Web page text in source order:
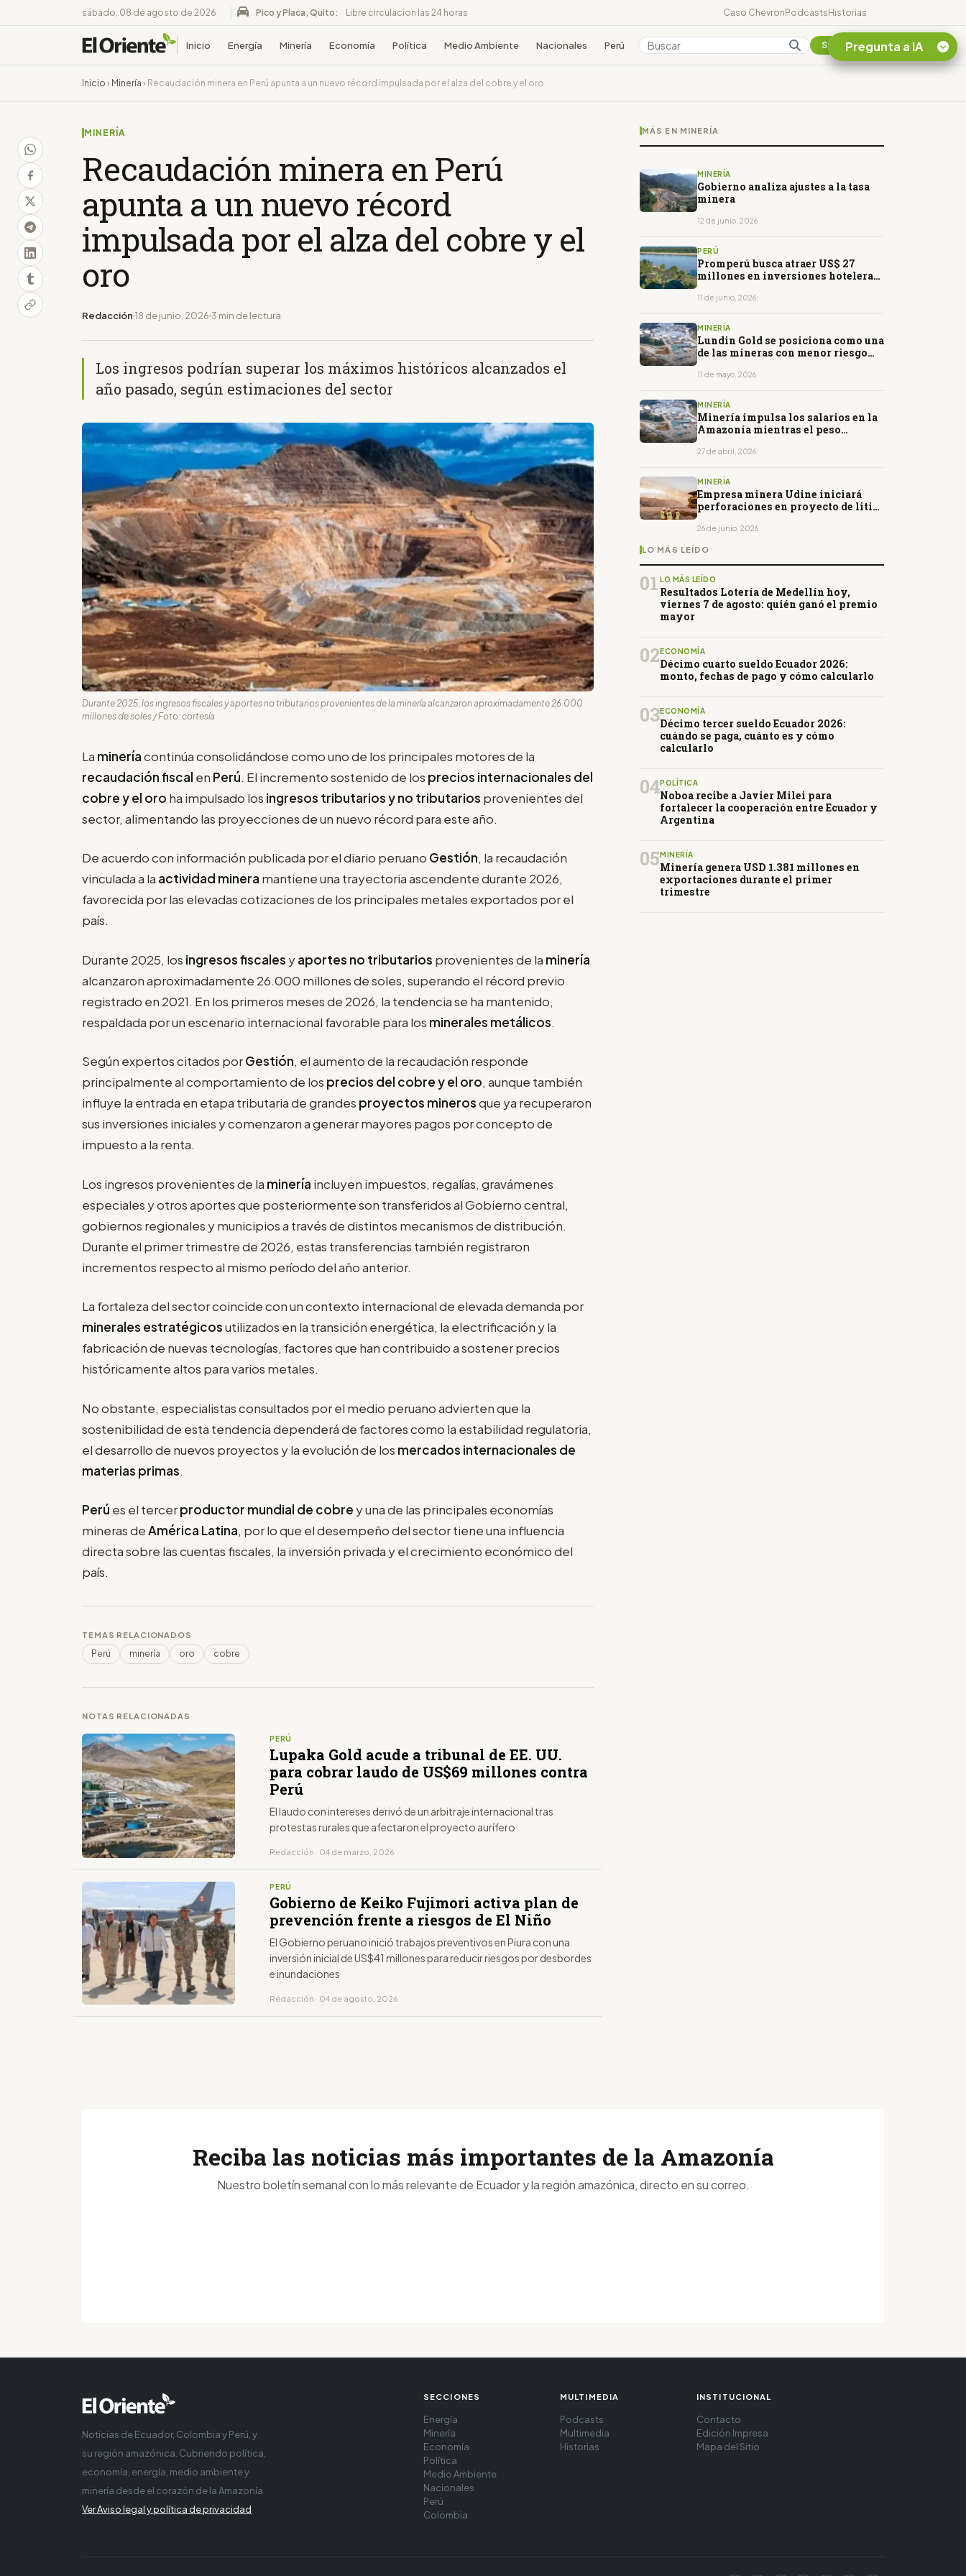
sábado, 08 de agosto de 2026 Pico y Placa, Quito: Libre circulacion las 24 horas Caso ChevronPodcastsHistorias
Inicio Energía Minería Economía Política Medio Ambiente Nacionales Perú Colombia Suscribirse
Inicio › Minería › Recaudación minera en Perú apunta a un nuevo récord impulsada por el alza del cobre y el oro
MINERÍA
Recaudación minera en Perú
apunta a un nuevo récord
impulsada por el alza del cobre y el
oro
Redacción 18 de junio, 2026 3 min de lectura
Los ingresos podrían superar los máximos históricos alcanzados el
año pasado, según estimaciones del sector
Durante 2025, los ingresos fiscales y aportes no tributarios provenientes de la minería alcanzaron aproximadamente 26.000
millones de soles / Foto: cortesía
La mineríacontinúa consolidándose como uno de los principales motores de la
recaudación fiscal en Perú. El incremento sostenido de los precios internacionales del
cobre y el oro ha impulsado los ingresos tributarios y no tributarios provenientes del
sector, alimentando las proyecciones de un nuevo récord para este año.
De acuerdo con información publicada por el diario peruano Gestión, la recaudación
vinculada a la actividad minera mantiene una trayectoria ascendente durante 2026,
favorecida por las elevadas cotizaciones de los principales metales exportados por el
país.
Durante 2025, los ingresos fiscales yaportes no tributarios provenientes de la minería
alcanzaron aproximadamente 26.000 millones de soles, superando el récord previo
registrado en 2021. En los primeros meses de 2026, la tendencia se ha mantenido,
respaldada por un escenario internacional favorable para los minerales metálicos.
Según expertos citados porGestión, el aumento de la recaudación responde
principalmente al comportamiento de los precios del cobre y el oro, aunque también
influye la entrada en etapa tributaria de grandes proyectos minerosque ya recuperaron
sus inversiones iniciales y comenzaron a generar mayores pagos por concepto de
impuesto a la renta.
Los ingresos provenientes de la minería incluyen impuestos, regalías, gravámenes
especiales y otros aportes que posteriormente son transferidos al Gobierno central,
gobiernos regionales y municipios a través de distintos mecanismos de distribución.
Durante el primer trimestre de 2026, estas transferencias también registraron
incrementos respecto al mismo período del año anterior.
La fortaleza del sector coincide con un contexto internacional de elevada demanda por
minerales estratégicosutilizados en la transición energética, la electrificación y la
fabricación de nuevas tecnologías, factores que han contribuido a sostener precios
históricamente altos para varios metales.
No obstante, especialistas consultados por el medio peruano advierten que la
sostenibilidad de esta tendencia dependerá de factores como la estabilidad regulatoria,
el desarrollo de nuevos proyectos y la evolución de los mercados internacionales de
materias primas.
Perú es el tercerproductor mundial de cobre y una de las principales economías
mineras deAmérica Latina, por lo que el desempeño del sector tiene una influencia
directa sobre las cuentas fiscales, la inversión privada y el crecimiento económico del
país.
TEMAS RELACIONADOS
Perú minería oro cobre
NOTAS RELACIONADAS
PERÚ
Lupaka Gold acude a tribunal de EE. UU.
para cobrar laudo de US$69 millones contra
Perú
El laudo con intereses derivó de un arbitraje internacional tras
protestas rurales que afectaron el proyecto aurífero
Redacción · 04 de marzo, 2026
PERÚ
Gobierno de Keiko Fujimori activa plan de
prevención frente a riesgos de El Niño
El Gobierno peruano inició trabajos preventivos en Piura con una
inversión inicial de US$41 millones para reducir riesgos por desbordes
e inundaciones
Redacción · 04 de agosto, 2026
MÁS EN MINERÍA
MINERÍA
Gobierno analiza ajustes a la tasa
minera
12 de junio, 2026
PERÚ
Promperú busca atraer US$ 27
millones en inversiones hoteleras
11 de junio, 2026
MINERÍA
Lundin Gold se posiciona como una
de las mineras con menor riesgo
11 de mayo, 2026
MINERÍA
Minería impulsa los salarios en la
Amazonía mientras el peso
27 de abril, 2026
MINERÍA
Empresa minera Udine iniciará
perforaciones en proyecto de litio
26 de junio, 2026
LO MÁS LEÍDO
01 LO MÁS LEÍDO
Resultados Lotería de Medellín hoy,
viernes 7 de agosto: quién ganó el premio
mayor
02 ECONOMÍA
Décimo cuarto sueldo Ecuador 2026:
monto, fechas de pago y cómo calcularlo
03ECONOMÍA
Décimo tercer sueldo Ecuador 2026:
cuándo se paga, cuánto es y cómo
calcularlo
04POLÍTICA
Noboa recibe a Javier Milei para
fortalecer la cooperación entre Ecuador y
Argentina
05 MINERÍA
Minería genera USD 1.381 millones en
exportaciones durante el primer
trimestre
Pregunta a IA
Reciba las noticias más importantes de la Amazonía
Nuestro boletín semanal con lo más relevante de Ecuador y la región amazónica, directo en su correo.
Noticias de Ecuador, Colombia y Perú, y
su región amazónica. Cubriendo política,
economía, energía, medio ambiente y
minería desde el corazón de la Amazonía
Ver Aviso legal y política de privacidad
SECCIONES
Energía
Minería
Economía
Política
Medio Ambiente
Nacionales
Perú
Colombia
MULTIMEDIA
Podcasts
Multimedia
Historias
INSTITUCIONAL
Contacto
Edición Impresa
Mapa del Sitio